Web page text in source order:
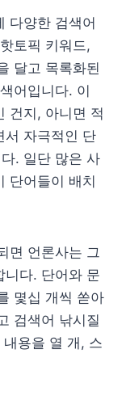
다양한 검색어
토픽 키워드,
달고 목록화된
어입니다. 이
건지, 아니면 적
서 자극적인 단
. 일단 많은 사
단어들이 배치
면 언론사는 그
니다. 단어와 문
몇십 개씩 쏟아
검색어 낚시질
용을 열 개, 스